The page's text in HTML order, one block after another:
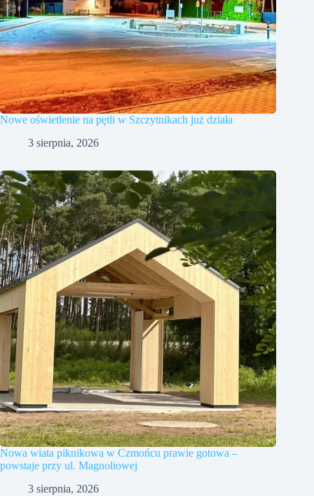
Nowe oświetlenie na pętli w Szczytnikach już działa
3 sierpnia, 2026
Nowa wiata piknikowa w Czmońcu prawie gotowa –
powstaje przy ul. Magnoliowej
3 sierpnia, 2026